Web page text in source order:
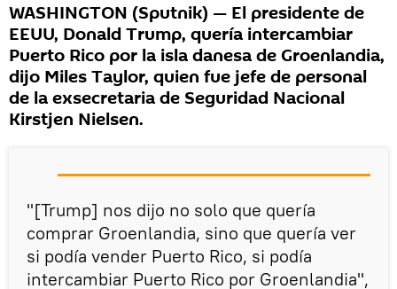
WASHINGTON (Sputnik) — El presidente de
EEUU, Donald Trump, quería intercambiar
Puerto Rico por la isla danesa de Groenlandia,
dijo Miles Taylor, quien fue jefe de personal
de la exsecretaria de Seguridad Nacional
Kirstjen Nielsen.
"[Trump] nos dijo no solo que quería
comprar Groenlandia, sino que quería ver
si podía vender Puerto Rico, si podía
intercambiar Puerto Rico por Groenlandia",